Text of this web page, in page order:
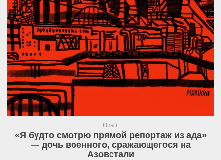
Опыт
«Я будто смотрю прямой репортаж из ада»
— дочь военного, сражающегося на
Азовстали